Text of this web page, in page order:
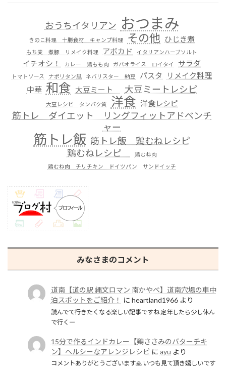
おうちイタリアン おつまみ
きのこ料理 十勝食材 キャンプ料理 その他 ひじき煮
もち麦 煮豚 リメイク料理 アボカド イタリアンハーブソルト
イチオシ！ カレー 鶏もも肉 ガパオライス ロイタイ サラダ
トマトソース ナポリタン風 ネバリスター 納豆 パスタ
リメイク料理
中華 和食 大豆ミート 大豆ミートレシピ
大豆レシピ タンパク質 洋食 洋食レシピ
筋トレ ダイエット リングフィットアドベンチ
ャー
筋トレ飯 筋トレ飯 鶏むねレシピ
鶏むねレシピ
鶏むね肉
鶏むね肉 チリチキン ドイツパン サンドイッチ
みなさまのコメント
道南【道の駅 縄文ロマン 南かやべ】道南穴場の車中
泊スポットをご紹介！
に heartland1966より
読んでて行きたくなる楽しい記事ですね 定年したら少し休ん
で行くー
15分で作るインドカレー【鶏ささみのバターチキ
ン】ヘルシーなアレンジレシピ に ayu より
コメントありがとうございます🙏 いつも見て頂き嬉しいです